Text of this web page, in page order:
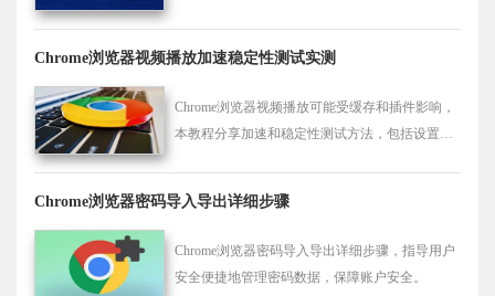
Chrome浏览器视频播放加速稳定性测试实测
Chrome浏览器视频播放可能受缓存和插件影响，
本教程分享加速和稳定性测试方法，包括设置优
Chrome浏览器密码导入导出详细步骤
Chrome浏览器密码导入导出详细步骤，指导用户
安全便捷地管理密码数据，保障账户安全。